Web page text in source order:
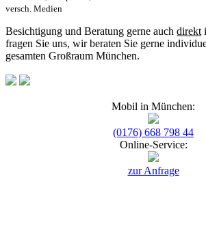
versch. Medien
Besichtigung und Beratung gerne auch direkt
fragen Sie uns, wir beraten Sie gerne
gesamten Großraum München.
Mobil in München:
(0176) 668 798 44
Online-Service:
zur Anfrage